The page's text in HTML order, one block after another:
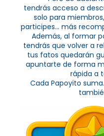
tendrás acceso a
solo para
participes... más
Además, al formar
tendrás que volver a
tus fatos quedarán
apuntarte de forma
rápida a
Cada Papoyito